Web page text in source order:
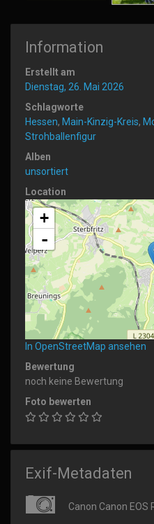
Information
Erstellt am
Dienstag, 26. Mai 2026
Schlagworte
Hessen, Main-Kinzig-Kreis,
Strohballenfigur
Alben
unsortiert
Location
+
-
In OpenStreetMap ansehen
Bewertung
noch keine Bewertung
Foto bewerten
Exif-Metadaten
Canon Canon EOS